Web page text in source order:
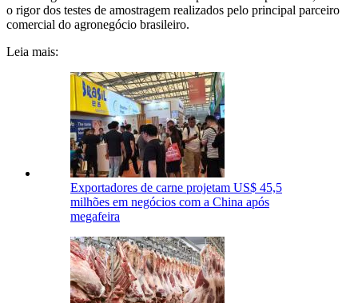
o rigor dos testes de amostragem realizados pelo principal parceiro
comercial do agronegócio brasileiro.
Leia mais:
Exportadores de carne projetam US$ 45,5
milhões em negócios com a China após
megafeira